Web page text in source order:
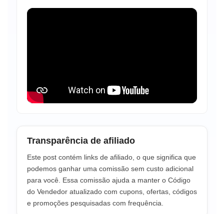
Transparência de afiliado
Este post contém links de afiliado, o que significa que
podemos ganhar uma comissão sem custo adicional
para você. Essa comissão ajuda a manter o Código
do Vendedor atualizado com cupons, ofertas, códigos
e promoções pesquisadas com frequência.